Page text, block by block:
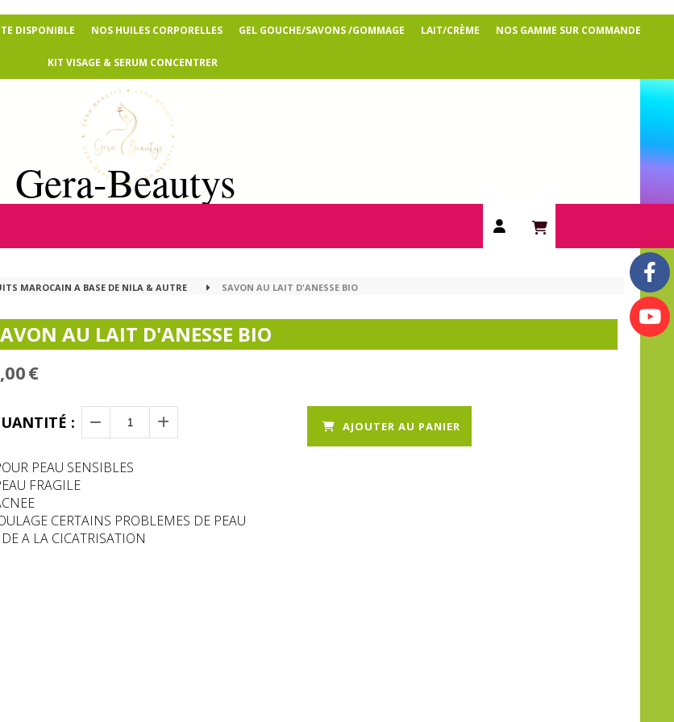
DISPONIBLE NOS HUILES CORPORELLES GEL GOUCHE/SAVONS /GOMMAGE LAIT/CRÈME NOS GAMME SUR COMMANDE
KIT VISAGE & SERUM CONCENTRER
Gera-Beautys
MAROCAIN A BASE DE NILA & AUTRE SAVON AU LAIT D'ANESSE BIO
AU LAIT D'ANESSE BIO
€
: AJOUTER AU PANIER
PEAU SENSIBLES
FRAGILE
CERTAINS PROBLEMES DE PEAU
A LA CICATRISATION